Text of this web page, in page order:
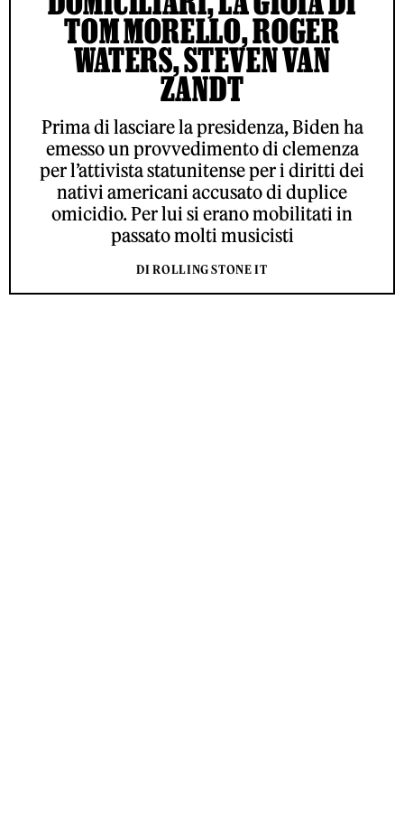
TOM MORELLO, ROGER
WATERS, STEVEN VAN
ZANDT
Prima di lasciare la presidenza, Biden ha
emesso un provvedimento di clemenza
per l’attivista statunitense per i diritti dei
nativi americani accusato di duplice
omicidio. Per lui si erano mobilitati in
passato molti musicisti
DI ROLLING STONE IT